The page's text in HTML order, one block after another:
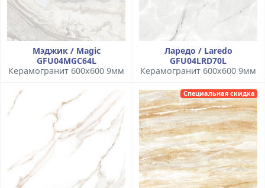
Мэджик / Magic
GFU04MGC64L
Керамогранит 600x600 9мм
Ларедо / Laredo
GFU04LRD70L
Керамогранит 600x600 9мм
Специальная скидка